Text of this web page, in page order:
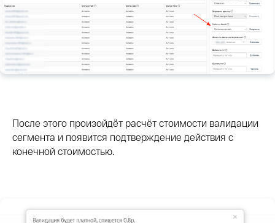
После этого произойдёт расчёт стоимости валидации
сегмента и появится подтверждение действия с
конечной стоимостью.